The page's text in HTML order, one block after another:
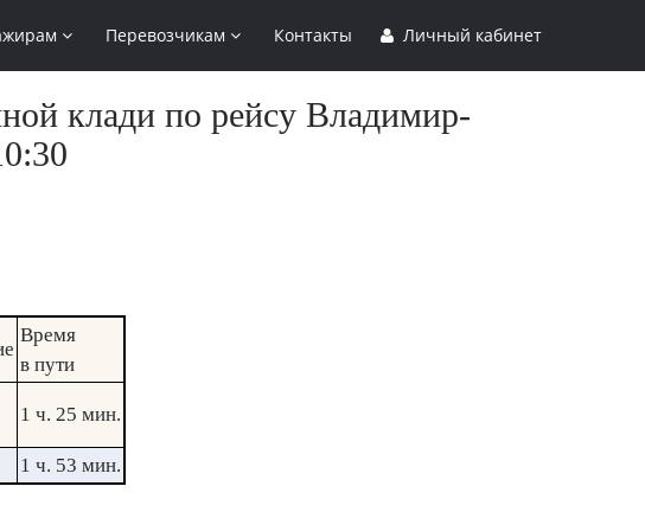
Перевозчикам Контакты Личный кабинет
клади по рейсу Владимир-
Время
в пути
1 ч. 25 мин.
1 ч. 53 мин.